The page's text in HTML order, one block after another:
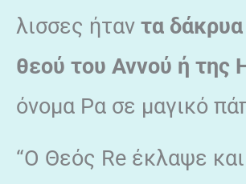
λισσες ήταν τα
θεού του Αννού ή της
όνομα Ρα σε μαγικό
“Ο Θεός Re έκλαψε